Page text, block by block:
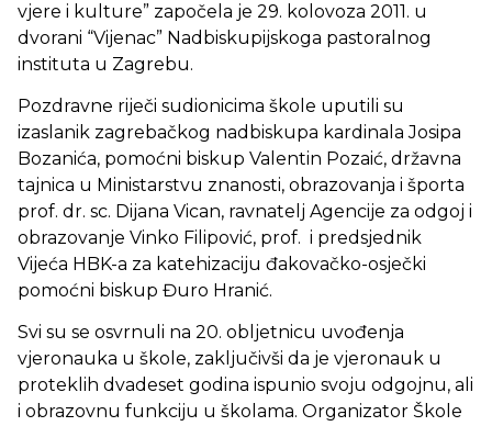
vjere i kulture” započela je 29. kolovoza 2011. u
dvorani “Vijenac” Nadbiskupijskoga pastoralnog
instituta u Zagrebu.
Pozdravne riječi sudionicima škole uputili su
izaslanik zagrebačkog nadbiskupa kardinala Josipa
Bozanića, pomoćni biskup Valentin Pozaić, državna
tajnica u Ministarstvu znanosti, obrazovanja i športa
prof. dr. sc. Dijana Vican, ravnatelj Agencije za odgoj i
obrazovanje Vinko Filipović, prof. i predsjednik
Vijeća HBK-a za katehizaciju đakovačko-osječki
pomoćni biskup Đuro Hranić.
Svi su se osvrnuli na 20. obljetnicu uvođenja
vjeronauka u škole, zaključivši da je vjeronauk u
proteklih dvadeset godina ispunio svoju odgojnu, ali
i obrazovnu funkciju u školama. Organizator Škole